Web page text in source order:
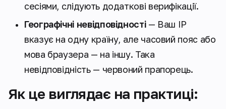
сесіями, слідують додаткові верифікації.
Географічні невідповідності— Ваш IP
вказує на одну країну, але часовий пояс або
мова браузера — на іншу. Така
невідповідність — червоний прапорець.
Як це виглядає на практиці: